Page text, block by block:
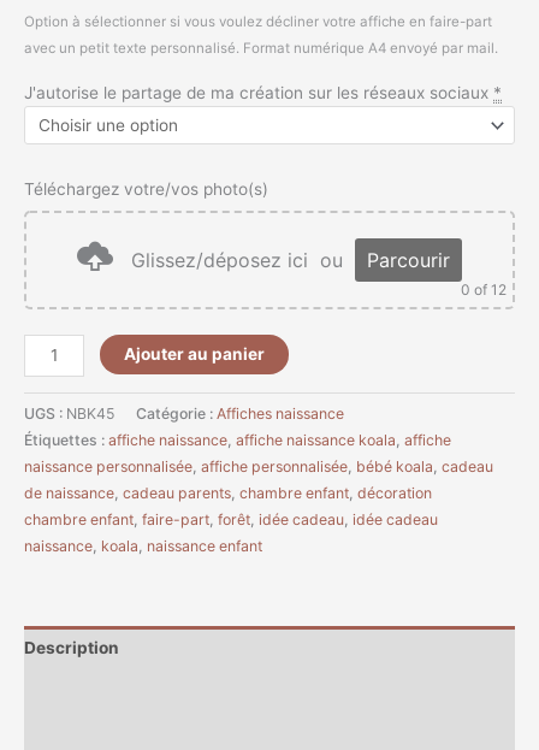
Option à sélectionner si vous voulez décliner votre affiche en faire-part
avec un petit texte personnalisé. Format numérique A4 envoyé par mail.
J'autorise le partage de ma création sur les réseaux sociaux *
Téléchargez votre/vos photo(s)
Glissez/déposez ici ou Parcourir
0 of 12
Ajouter au panier
UGS : NBK45 Catégorie : Affiches naissance
Étiquettes : affiche naissance, affiche naissance koala, affiche
naissance personnalisée, affiche personnalisée, bébé koala, cadeau
de naissance, cadeau parents, chambre enfant, décoration
chambre enfant, faire-part, forêt, idée cadeau, idée cadeau
naissance, koala, naissance enfant
Description